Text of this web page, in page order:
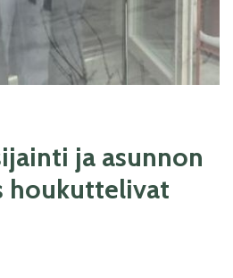
ja asunnon
houkuttelivat